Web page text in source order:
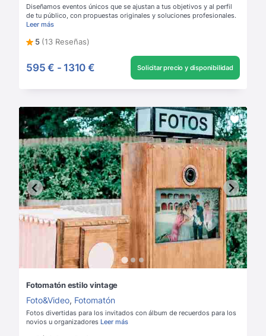
Diseñamos eventos únicos que se ajustan a tus objetivos y al perfil
de tu público, con propuestas originales y soluciones profesionales.
Leer más
5 (13 Reseñas)
595 € - 1310 € Solicitar precio y disponibilidad
Fotomatón estilo vintage
Foto&Video, Fotomatón
Fotos divertidas para los invitados con álbum de recuerdos para los
novios u organizadores Leer más